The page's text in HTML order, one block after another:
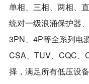
单相、三相、两相、
统对一级浪涌保护器
3PN、4P等全系列电
CSA、TUV、CQC、
择，满足所有低压设